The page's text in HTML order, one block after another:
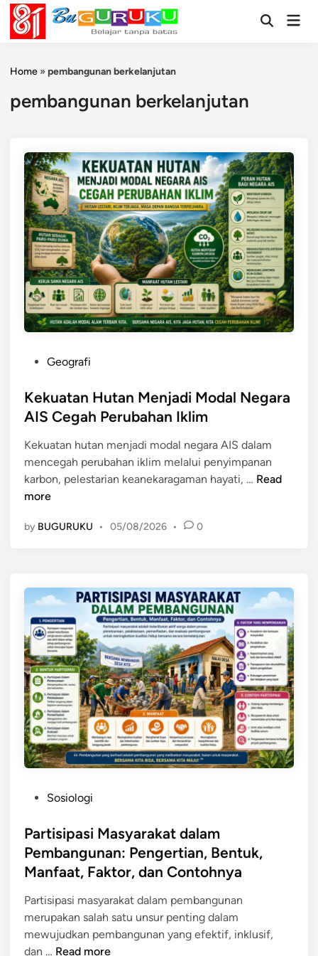
Skip
content
OpenMain
Home » pembangunan berkelanjutan
pembangunan berkelanjutan
s
t
d
i
n
Geografi
Kekuatan Hutan Menjadi Modal Negara
AIS Cegah Perubahan Iklim
Kekuatan hutan menjadi modal negara AIS dalam
mencegah perubahan iklim melalui penyimpanan
karbon, pelestarian keanekaragaman hayati, … K
n
u
t
a
n
M
e
n
j
a
d
g
Read
more
by BUGURUKU • 05/08/2026 • 0
s
t
e
i
n
Sosiologi
Partisipasi Masyarakat dalam
Pembangunan: Pengertian, Bentuk,
Manfaat, Faktor, dan Contohnya
Partisipasi masyarakat dalam pembangunan
merupakan salah satu unsur penting dalam
mewujudkan pembangunan yang efektif, inklusif,
dan … P
Read more